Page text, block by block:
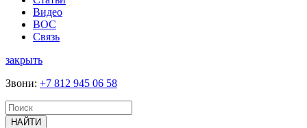
Видео
ВОС
Связь
закрыть
Звони: +7 812 945 06 58
НАЙТИ